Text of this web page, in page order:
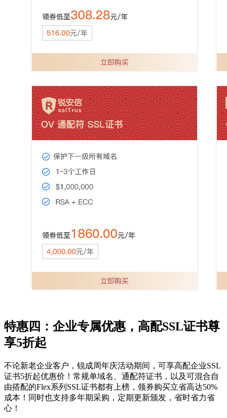
特惠四：企业专属优惠，高配SSL证书尊
享5折起
不论新老企业客户，锐成周年庆活动期间，可享高配企业SSL
证书5折起优惠价！常规单域名、通配符证书，以及可混合自
由搭配的Flex系列 SSL证书都有上榜，领券购买立省高达50%
成本！同时也支持多年期采购， 定期更新颁发，省时省力省
心！